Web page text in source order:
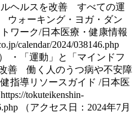
ルヘルスを改善 すべての運
ォーキング・ヨガ・ダン
ワーク/日本医療・健康情報
calendar/2024/038146.php
・「運動」と「マインドフ
善 働く人のうつ病や不安障
指導リソースガイド /日本医
tokuteikenshin-
（アクセス日：2024年7月